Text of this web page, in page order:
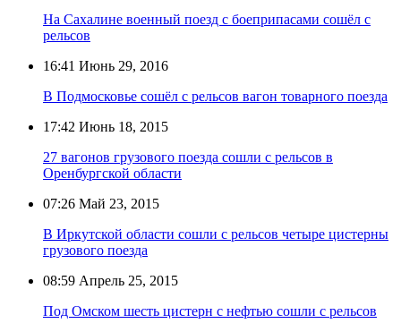
На Сахалине военный поезд с боеприпасами сошёл с
рельсов
16:41 Июнь 29, 2016
В Подмосковье сошёл с рельсов вагон товарного поезда
17:42 Июнь 18, 2015
27 вагонов грузового поезда сошли с рельсов в
Оренбургской области
07:26 Май 23, 2015
В Иркутской области сошли с рельсов четыре цистерны
грузового поезда
08:59 Апрель 25, 2015
Под Омском шесть цистерн с нефтью сошли с рельсов